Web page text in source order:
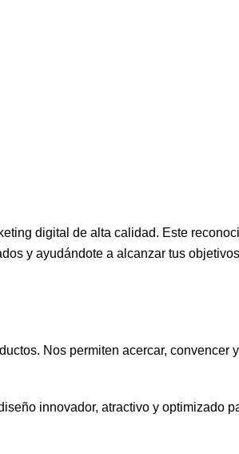
digital de alta calidad. Este
y ayudándote a alcanzar tus
Nos permiten acercar, convencer
innovador, atractivo y optimizado